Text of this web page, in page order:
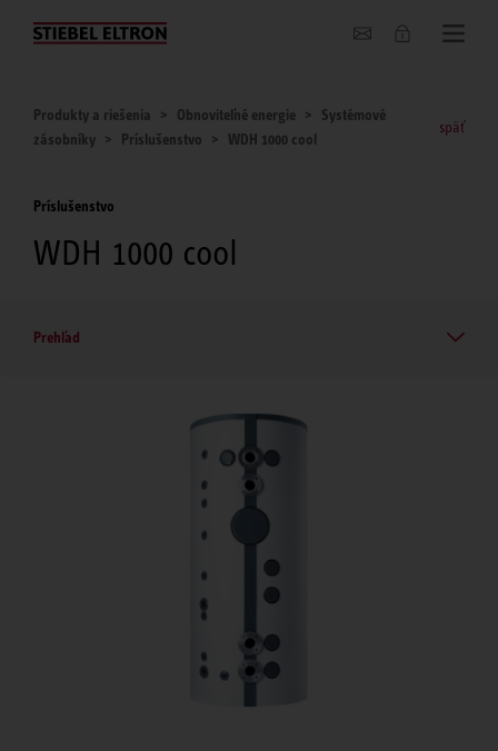
O nás
Produkty a riešenia Obnoviteľné energie
Systémové
zásobníky
Príslušenstvo WDH 1000 cool
späť
Príslušenstvo
WDH 1000 cool
Prehľad